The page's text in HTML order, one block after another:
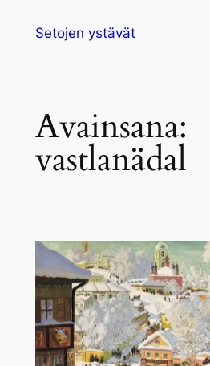
sisältöön
Setojen ystävät
Avainsana:
vastlanädal